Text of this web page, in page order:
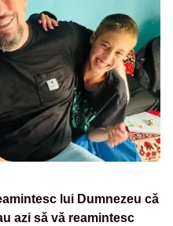
lui Dumnezeu cǎ
azi sǎ vǎ reamintesc